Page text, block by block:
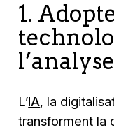
1.
L’IA, la
transforment la